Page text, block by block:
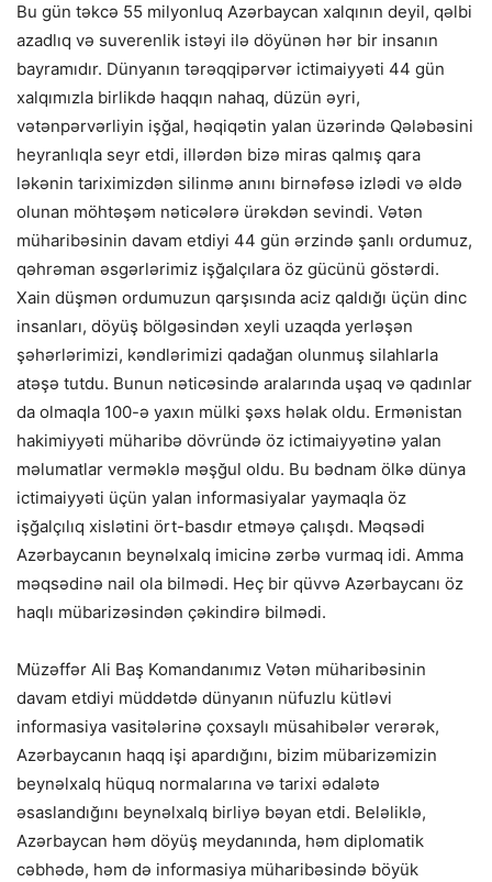
Bu gün təkcə 55 milyonluq Azərbaycan xalqının deyil, qəlbi
azadlıq və suverenlik istəyi ilə döyünən hər bir insanın
bayramıdır. Dünyanın tərəqqipərvər ictimaiyyəti 44 gün
xalqımızla birlikdə haqqın nahaq, düzün əyri,
vətənpərvərliyin işğal, həqiqətin yalan üzərində Qələbəsini
heyranlıqla seyr etdi, illərdən bizə miras qalmış qara
ləkənin tariximizdən silinmə anını birnəfəsə izlədi və əldə
olunan möhtəşəm nəticələrə ürəkdən sevindi. Vətən
müharibəsinin davam etdiyi 44 gün ərzində şanlı ordumuz,
qəhrəman əsgərlərimiz işğalçılara öz gücünü göstərdi.
Xain düşmən ordumuzun qarşısında aciz qaldığı üçün dinc
insanları, döyüş bölgəsindən xeyli uzaqda yerləşən
şəhərlərimizi, kəndlərimizi qadağan olunmuş silahlarla
atəşə tutdu. Bunun nəticəsində aralarında uşaq və qadınlar
da olmaqla 100-ə yaxın mülki şəxs həlak oldu. Ermənistan
hakimiyyəti müharibə dövründə öz ictimaiyyətinə yalan
məlumatlar verməklə məşğul oldu. Bu bədnam ölkə dünya
ictimaiyyəti üçün yalan informasiyalar yaymaqla öz
işğalçılıq xislətini ört-basdır etməyə çalışdı. Məqsədi
Azərbaycanın beynəlxalq imicinə zərbə vurmaq idi. Amma
məqsədinə nail ola bilmədi. Heç bir qüvvə Azərbaycanı öz
haqlı mübarizəsindən çəkindirə bilmədi.
Müzəffər Ali Baş Komandanımız Vətən müharibəsinin
davam etdiyi müddətdə dünyanın nüfuzlu kütləvi
informasiya vasitələrinə çoxsaylı müsahibələr verərək,
Azərbaycanın haqq işi apardığını, bizim mübarizəmizin
beynəlxalq hüquq normalarına və tarixi ədalətə
əsaslandığını beynəlxalq birliyə bəyan etdi. Beləliklə,
Azərbaycan həm döyüş meydanında, həm diplomatik
cəbhədə, həm də informasiya müharibəsində böyük